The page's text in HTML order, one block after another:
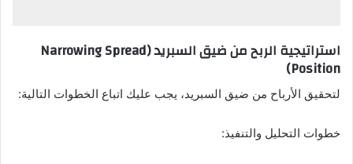
استراتيجية الربح من ضيق السبريد (Narrowing Spread
Position)
لتحقيق الأرباح من ضيق السبريد، يجب عليك اتباع الخطوات التالية:
خطوات التحليل والتنفيذ: